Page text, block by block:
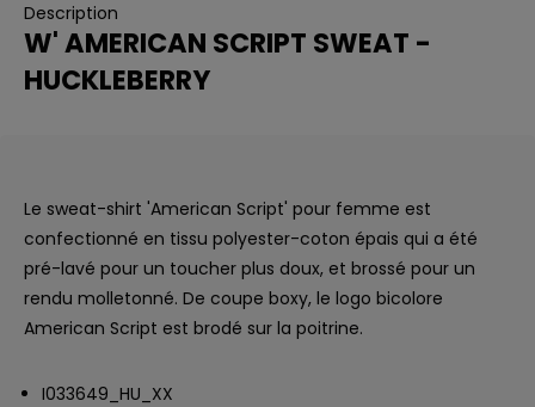
Description
W' AMERICAN SCRIPT SWEAT -
HUCKLEBERRY
Le sweat-shirt 'American Script' pour femme est
confectionné en tissu polyester-coton épais qui a été
pré-lavé pour un toucher plus doux, et brossé pour un
rendu molletonné. De coupe boxy, le logo bicolore
American Script est brodé sur la poitrine.
I033649_HU_XX